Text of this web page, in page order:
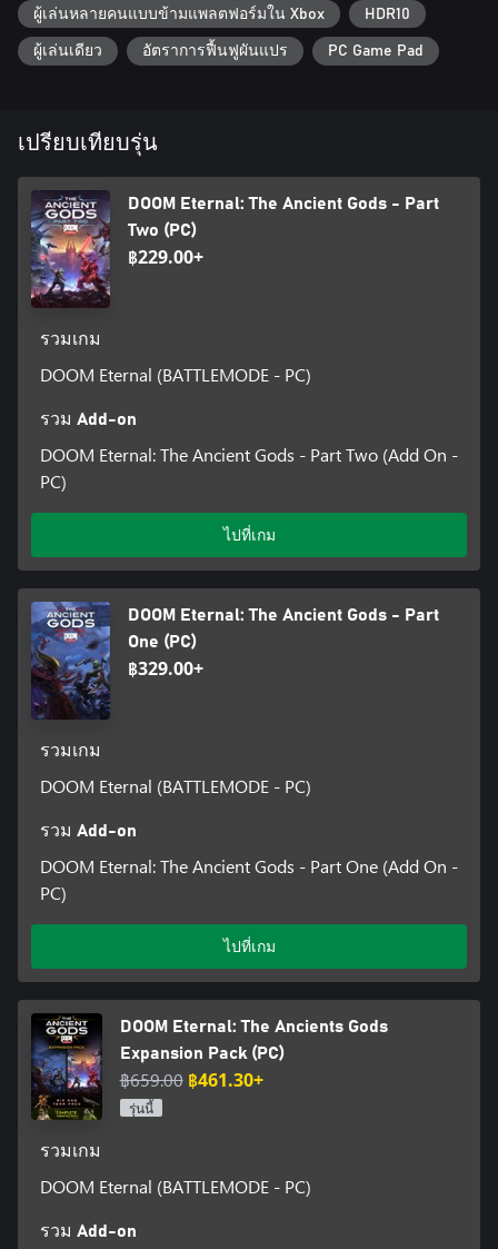
ผู้เล่นหลายคนแบบข้ามแพลตฟอร์มใน Xbox HDR10
ผู้เล่นเดียว อัตราการฟื้นฟูผันแปร PC Game Pad
เปรียบเทียบรุ่น
DOOM Eternal: The Ancient Gods - Part
Two (PC)
฿229.00+
รวมเกม
DOOM Eternal (BATTLEMODE - PC)
รวม Add-on
DOOM Eternal: The Ancient Gods - Part Two (Add On -
PC)
ไปที่เกม
DOOM Eternal: The Ancient Gods - Part
One (PC)
฿329.00+
รวมเกม
DOOM Eternal (BATTLEMODE - PC)
รวม Add-on
DOOM Eternal: The Ancient Gods - Part One (Add On -
PC)
ไปที่เกม
DOOM Eternal: The Ancients Gods
Expansion Pack (PC)
฿659.00 ฿461.30+
รุ่นนี้
รวมเกม
DOOM Eternal (BATTLEMODE - PC)
รวม Add-on